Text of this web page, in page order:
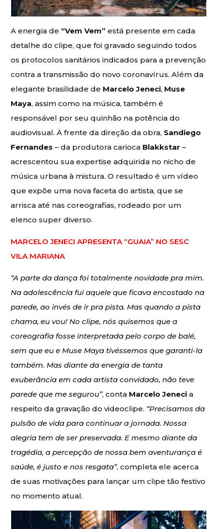
A energia de “Vem Vem” está presente em cada
detalhe do clipe, que foi gravado seguindo todos
os protocolos sanitários indicados para a prevenção
contra a transmissão do novo coronavírus. Além da
elegante brasilidade de Marcelo Jeneci, Muse
Maya, assim como na música, também é
responsável por seu quinhão na potência do
audiovisual. À frente da direção da obra, Sandiego
Fernandes – da produtora carioca Blakkstar –
acrescentou sua expertise adquirida no nicho de
música urbana à mistura. O resultado é um vídeo
que expõe uma nova faceta do artista, que se
arrisca até nas coreografias, rodeado por um
elenco super diverso.
MARCELO JENECI APRESENTA “GUAIA” NO SESC
VILA MARIANA
“A parte da dança foi totalmente novidade pra mim.
Na adolescência fui aquele que ficava encostado na
parede, ao invés de ir pra pista. Mas quando a pista
chama, eu vou! No clipe, nós quisemos que a
coreografia fosse interpretada pelo corpo de balé,
sem que eu e Muse Maya tivéssemos que garanti-la
também. Mas diante da energia de tanta
exuberância em cada artista convidado, não teve
parede que me segurou”, conta Marcelo Jeneci a
respeito da gravação do videoclipe. “Precisamos da
pulsão de vida para continuar a jornada. Nossa
alegria tem de ser preservada. E mesmo diante da
tragédia, a percepção de nossa bem aventurança é
saúde, é justo e nos resgata”, completa ele acerca
de suas motivações para lançar um clipe tão festivo
no momento atual.